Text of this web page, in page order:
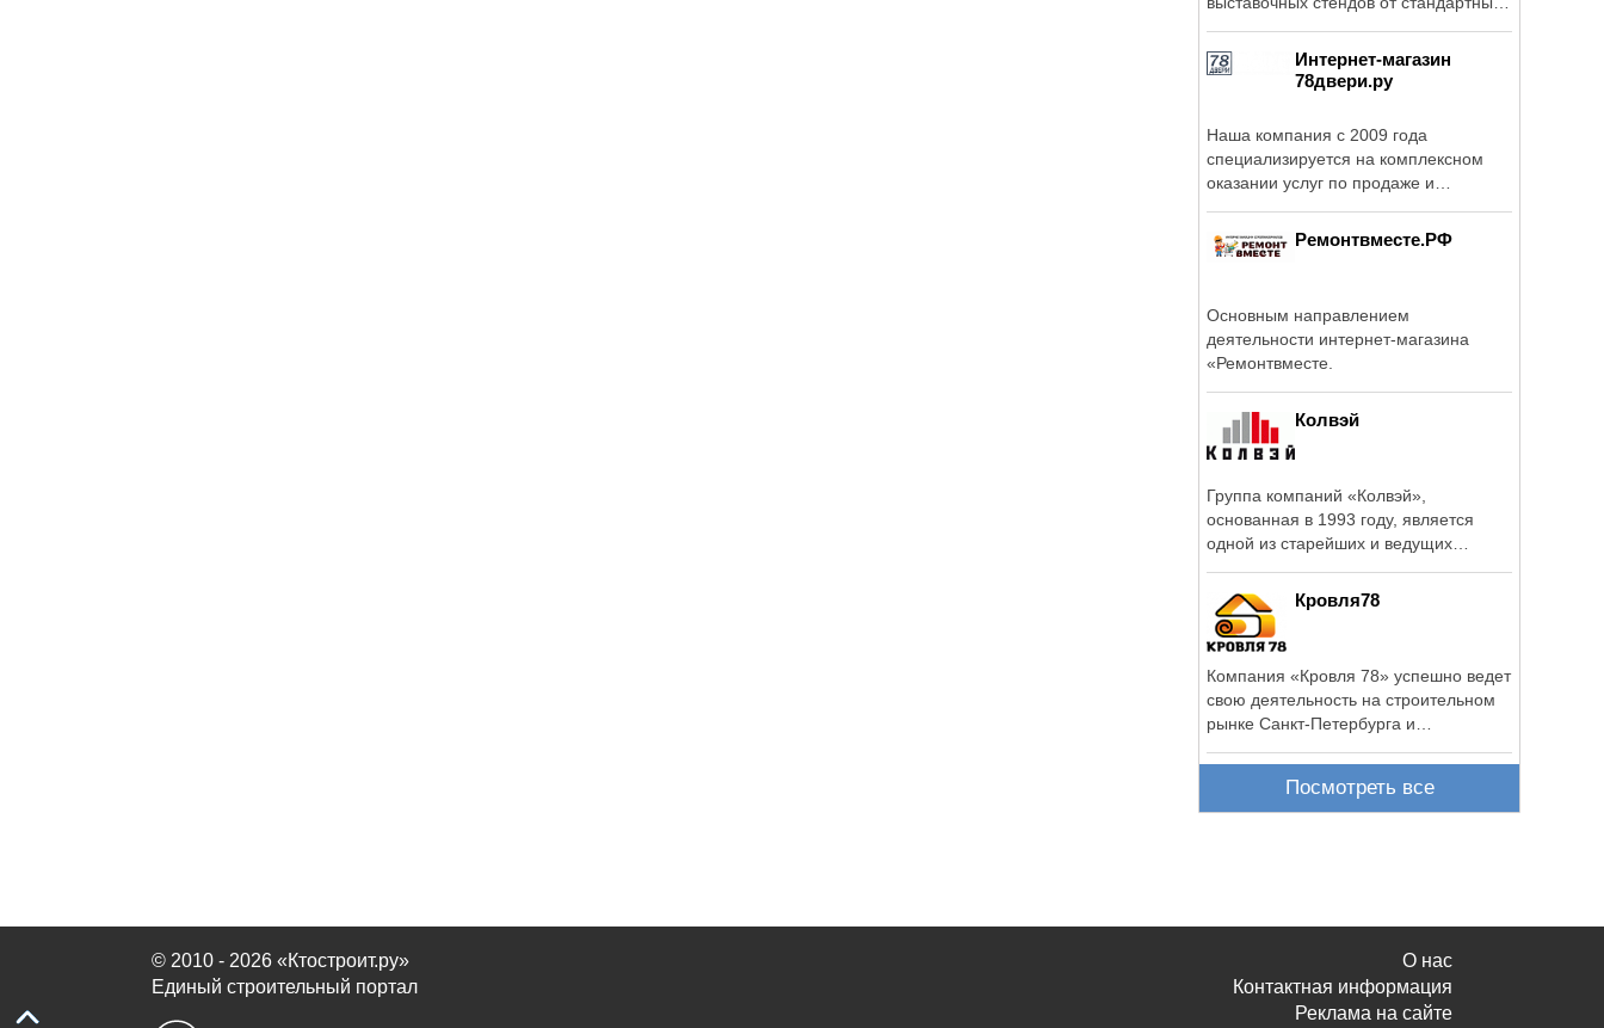
Интернет-магазин
78двери.ру
Наша компания с 2009 года
специализируется на комплексном
оказании услуг по продаже и
Ремонтвместе.РФ
Основным направлением
деятельности интернет-магазина
«Ремонтвместе.
Колвэй
Группа компаний «Колвэй»,
основанная в 1993 году, является
одной из старейших и ведущих
Кровля78
Компания «Кровля 78» успешно ведет
свою деятельность на строительном
рынке Санкт-Петербурга и
Посмотреть все
© 2010 - 2026 «Ктостроит.ру»
Единый строительный портал
О нас
Контактная информация
Реклама на сайте